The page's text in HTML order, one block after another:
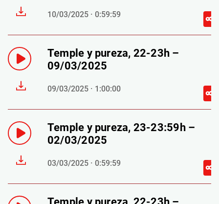
10/03/2025 · 0:59:59
Temple y pureza, 22-23h –
09/03/2025
09/03/2025 · 1:00:00
Temple y pureza, 23-23:59h –
02/03/2025
03/03/2025 · 0:59:59